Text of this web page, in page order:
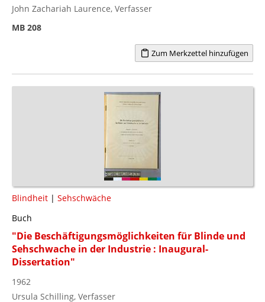
John Zachariah Laurence, Verfasser
MB 208
Zum Merkzettel hinzufügen
Blindheit | Sehschwäche
Buch
"Die Beschäftigungsmöglichkeiten für Blinde und
Sehschwache in der Industrie : Inaugural-
Dissertation"
1962
Ursula Schilling, Verfasser